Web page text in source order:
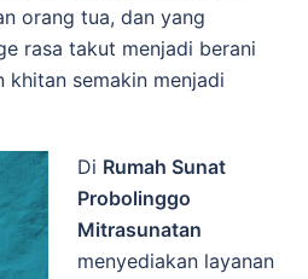
orang tua, dan yang
rasa takut menjadi berani
khitan semakin menjadi
Di Rumah Sunat
Probolinggo
Mitrasunatan
mеnуеdіаkаn lауаnаn